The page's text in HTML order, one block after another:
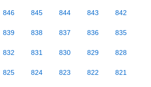
846 845 844 843 842
839 838 837 836 835
832 831 830 829 828
825 824 823 822 821